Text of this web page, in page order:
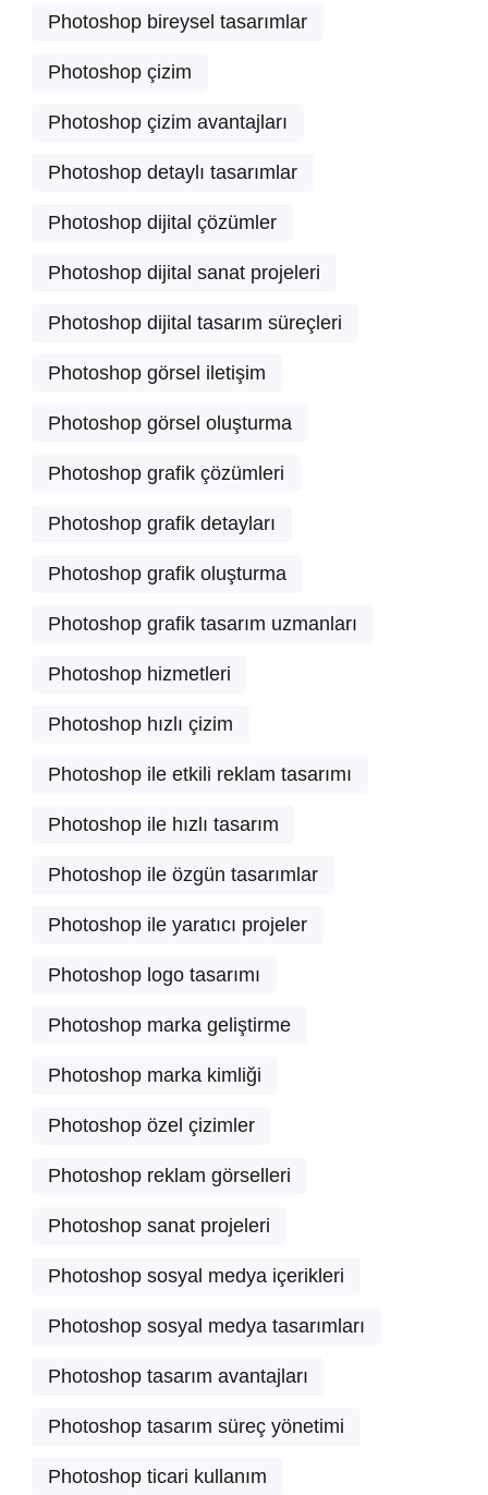
Photoshop bireysel tasarımlar
Photoshop çizim
Photoshop çizim avantajları
Photoshop detaylı tasarımlar
Photoshop dijital çözümler
Photoshop dijital sanat projeleri
Photoshop dijital tasarım süreçleri
Photoshop görsel iletişim
Photoshop görsel oluşturma
Photoshop grafik çözümleri
Photoshop grafik detayları
Photoshop grafik oluşturma
Photoshop grafik tasarım uzmanları
Photoshop hizmetleri
Photoshop hızlı çizim
Photoshop ile etkili reklam tasarımı
Photoshop ile hızlı tasarım
Photoshop ile özgün tasarımlar
Photoshop ile yaratıcı projeler
Photoshop logo tasarımı
Photoshop marka geliştirme
Photoshop marka kimliği
Photoshop özel çizimler
Photoshop reklam görselleri
Photoshop sanat projeleri
Photoshop sosyal medya içerikleri
Photoshop sosyal medya tasarımları
Photoshop tasarım avantajları
Photoshop tasarım süreç yönetimi
Photoshop ticari kullanım